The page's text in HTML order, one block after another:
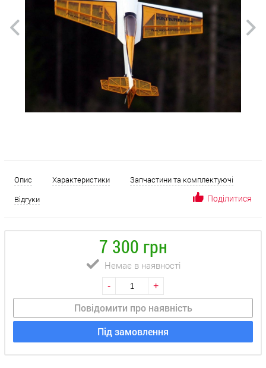
Опис Характеристики
Запчастини та комплектуючі
Відгуки
Поділитися
7 300 грн
Немає в наявності
- +
Повідомити про наявність
Під замовлення